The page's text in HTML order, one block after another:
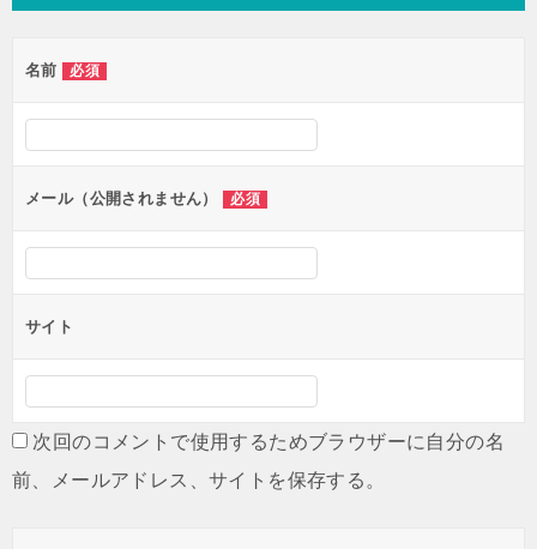
名前 必須
メール（公開されません） 必須
サイト
次回のコメントで使用するためブラウザーに自分の名
前、メールアドレス、サイトを保存する。